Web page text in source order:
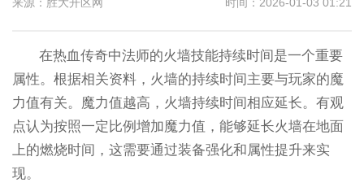
在热血传奇中法师的火墙技能持续时间是一个重要
属性。根据相关资料，火墙的持续时间主要与玩家的魔
力值有关。魔力值越高，火墙持续时间相应延长。有观
点认为按照一定比例增加魔力值，能够延长火墙在地面
上的燃烧时间，这需要通过装备强化和属性提升来实
现。